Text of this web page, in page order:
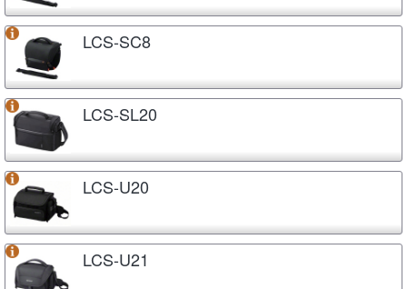
LCS-SC8
LCS-SL20
LCS-U20
LCS-U21